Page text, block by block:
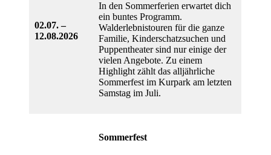
02.07. –
12.08.2026
In den Sommerferien erwartet dich
ein buntes Programm.
Walderlebnistouren für die ganze
Familie, Kinderschatzsuchen und
Puppentheater sind nur einige der
vielen Angebote. Zu einem
Highlight zählt das alljährliche
Sommerfest im Kurpark am letzten
Samstag im Juli.
Sommerfest